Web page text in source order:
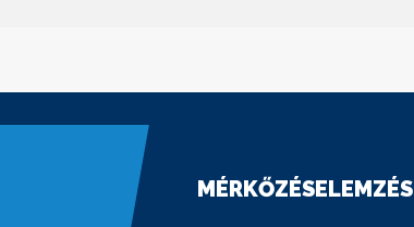
MÉRKŐZÉSELEMZÉS